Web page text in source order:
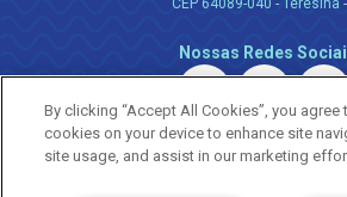
CEP 64089-040 - Teresina -
Nossas Redes
By clicking “Accept All Cookies”, you
cookies on your device to enhance site
site usage, and assist in our marketing